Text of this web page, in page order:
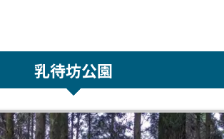
乳待坊公園